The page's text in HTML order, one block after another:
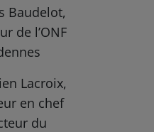
Baudelot,
de l’ONF
Lacroix,
en chef
du